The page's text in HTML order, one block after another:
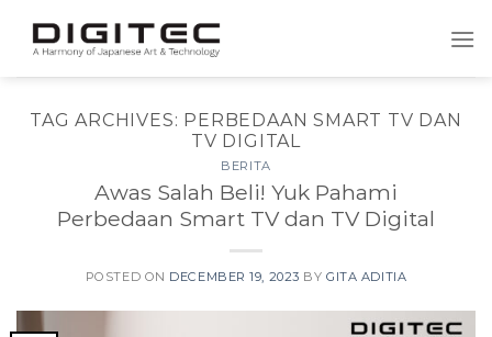
TAG ARCHIVES: PERBEDAAN SMART TV DAN
TV DIGITAL
BERITA
Awas Salah Beli! Yuk Pahami
Perbedaan Smart TV dan TV Digital
POSTED ON DECEMBER 19, 2023 BYGITA ADITIA